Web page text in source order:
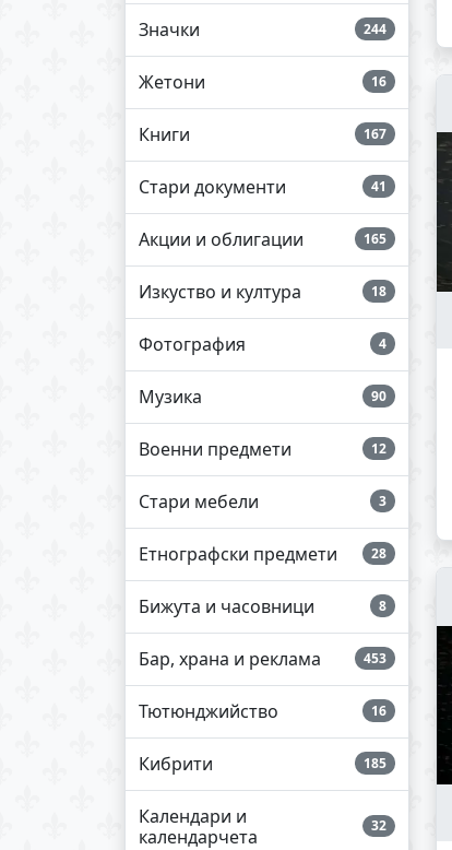
Значки 244
Жетони 16
Книги 167
Стари документи 41
Акции и облигации 165
Изкуство и култура 18
Фотография 4
Музика 90
Военни предмети 12
Стари мебели 3
Етнографски предмети 28
Бижута и часовници 8
Бар, храна и реклама 453
Тютюнджийство 16
Кибрити 185
Календари и
календарчета
32